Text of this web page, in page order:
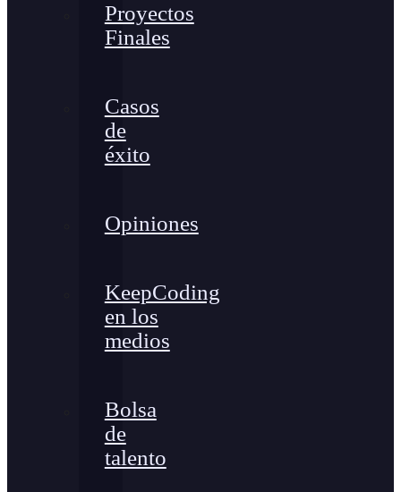
Proyectos
Finales
Casos
de
éxito
Opiniones
KeepCoding
en los
medios
Bolsa
de
talento